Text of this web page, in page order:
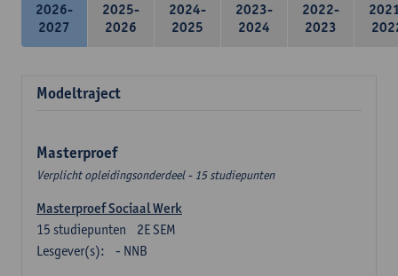
2026-
2027
2025-
2026
2024-
2025
2023-
2024
2022-
2023
Modeltraject
Masterproef
Verplicht opleidingsonderdeel - 15 studiepunten
Masterproef Sociaal Werk
2E SEM
15 studiepunten
Lesgever(s):
- NNB